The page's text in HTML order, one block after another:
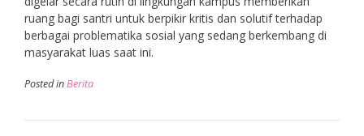
ruang bagi santri untuk berpikir kritis dan solutif terhadap
berbagai problematika sosial yang sedang berkembang di
masyarakat luas saat ini.
Posted inBerita